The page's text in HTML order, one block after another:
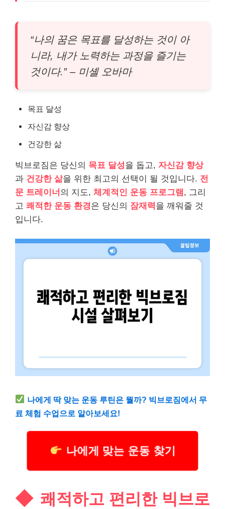
“나의 꿈은 목표를 달성하는 것이 아
니라, 내가 노력하는 과정을 즐기는
것이다.” – 미셸 오바마
목표 달성
자신감 향상
건강한 삶
빅브로짐은 당신의 목표 달성을 돕고, 자신감 향상
과 건강한 삶을 위한 최고의 선택이 될 것입니다. 전
문 트레이너 의 지도, 체계적인 운동 프로그램 , 그리
고 쾌적한 운동 환경은 당신의 잠재력 을 깨워줄 것
입니다.
나에게 딱 맞는 운동 루틴은 뭘까? 빅브로짐에서 무
료 체험 수업으로 알아보세요!
나에게 맞는 운동 찾기
쾌적하고 편리한 빅브로